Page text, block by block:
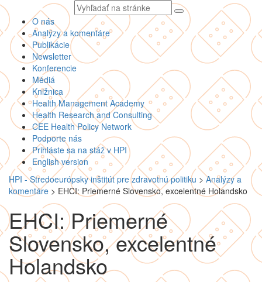
Vyhľadávaný
text
O nás
Analýzy a komentáre
Publikácie
Newsletter
Konferencie
Médiá
Knižnica
Health Management Academy
Health Research and Consulting
CEE Health Policy Network
Podporte nás
Prihláste sa na stáž v HPI
English version
HPI - Stredoeurópsky inštitút pre zdravotnú politiku >Analýzy a
komentáre > EHCI: Priemerné Slovensko, excelentné Holandsko
EHCI: Priemerné
Slovensko, excelentné
Holandsko